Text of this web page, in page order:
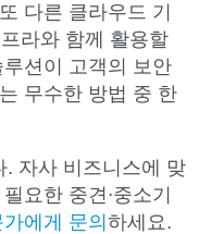
다른 클라우드 기
라와 함께 활용할
션이 고객의 보안
무수한 방법 중 한
. 자사 비즈니스에 맞
요한 중견·중소기
에게 문의 하세요.